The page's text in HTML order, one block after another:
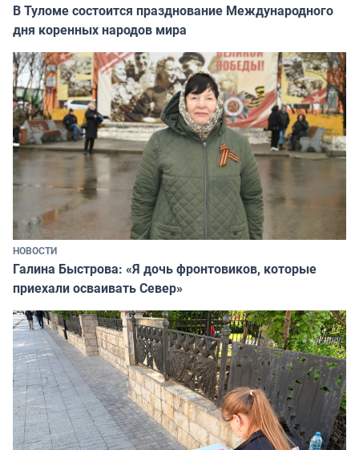
В Туломе состоится празднование Международного
дня коренных народов мира
НОВОСТИ
Галина Быстрова: «Я дочь фронтовиков, которые
приехали осваивать Север»